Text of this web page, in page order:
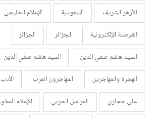
الأزهر الشريف
السعودية الإعلام الخليجي
القرصنة الإلكترونية
الجزائر
الجزائر
السيد هاشم صفي الدين
السيد هاشم صفي الدين
الهجرة والمهاجرين
المهاجرون العرب
علي حجازي
المراسل الحربي الإعلام